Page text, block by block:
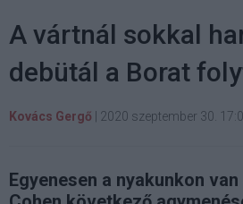
A vártnál sokkal
debütál a Borat
Kovács Gergő 2020 szeptember 30.
Egyenesen a nyakunkon